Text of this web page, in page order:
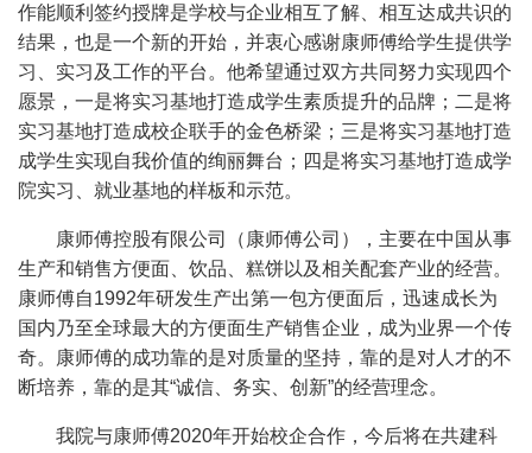
作能顺利签约授牌是学校与企业相互了解、相互达成共识的
结果，也是一个新的开始，并衷心感谢康师傅给学生提供学
习、实习及工作的平台。他希望通过双方共同努力实现四个
愿景，一是将实习基地打造成学生素质提升的品牌；二是将
实习基地打造成校企联手的金色桥梁；三是将实习基地打造
成学生实现自我价值的绚丽舞台；四是将实习基地打造成学
院实习、就业基地的样板和示范。
康师傅控股有限公司（康师傅公司），主要在中国从事
生产和销售方便面、饮品、糕饼以及相关配套产业的经营。
康师傅自1992年研发生产出第一包方便面后，迅速成长为
国内乃至全球最大的方便面生产销售企业，成为业界一个传
奇。康师傅的成功靠的是对质量的坚持，靠的是对人才的不
断培养，靠的是其“诚信、务实、创新”的经营理念。
我院与康师傅2020年开始校企合作，今后将在共建科